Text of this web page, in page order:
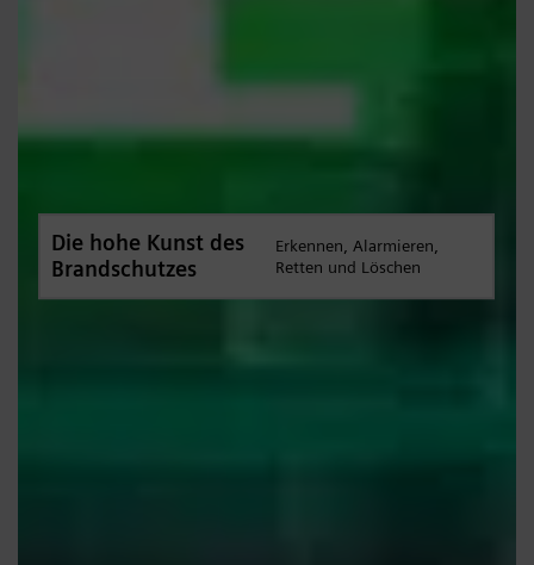
Die hohe Kunst des
Brandschutzes
Erkennen, Alarmieren,
Retten und Löschen